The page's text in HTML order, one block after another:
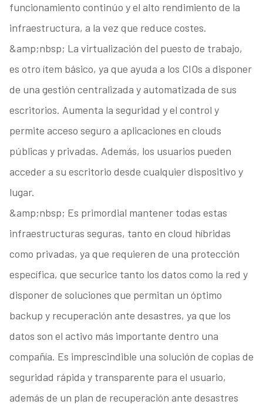
funcionamiento continúo y el alto rendimiento de la
infraestructura, a la vez que reduce costes.
&amp;nbsp; La virtualización del puesto de trabajo,
es otro ítem básico, ya que ayuda a los CIOs a disponer
de una gestión centralizada y automatizada de sus
escritorios. Aumenta la seguridad y el control y
permite acceso seguro a aplicaciones en clouds
públicas y privadas. Además, los usuarios pueden
acceder a su escritorio desde cualquier dispositivo y
lugar.
&amp;nbsp; Es primordial mantener todas estas
infraestructuras seguras, tanto en cloud híbridas
como privadas, ya que requieren de una protección
específica, que securice tanto los datos como la red y
disponer de soluciones que permitan un óptimo
backup y recuperación ante desastres, ya que los
datos son el activo más importante dentro una
compañía. Es imprescindible una solución de copias de
seguridad rápida y transparente para el usuario,
además de un plan de recuperación ante desastres